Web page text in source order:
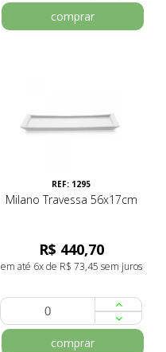
comprar
REF: 1295
Milano Travessa 56x17cm
R$ 440,70
em até 6x de R$ 73,45 sem juros
comprar